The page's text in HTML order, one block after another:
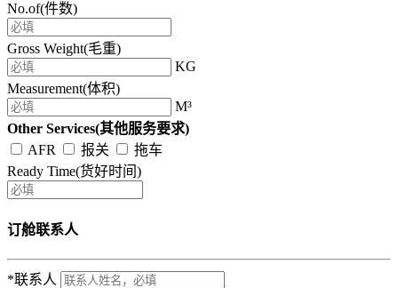
No.of(件数)
Gross Weight(毛重)
KG
Measurement(体积)
M³
Other Services(其他服务要求)
AFR
报关
拖车
Ready Time(货好时间)
订舱联系人
*联系人